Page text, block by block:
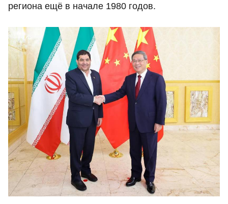
региона ещё в начале 1980 годов.